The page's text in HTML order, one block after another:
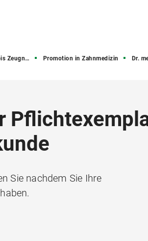
Zeugnis Promotion in Zahnmedizin Dr.
Sie nachdem Sie Ihre